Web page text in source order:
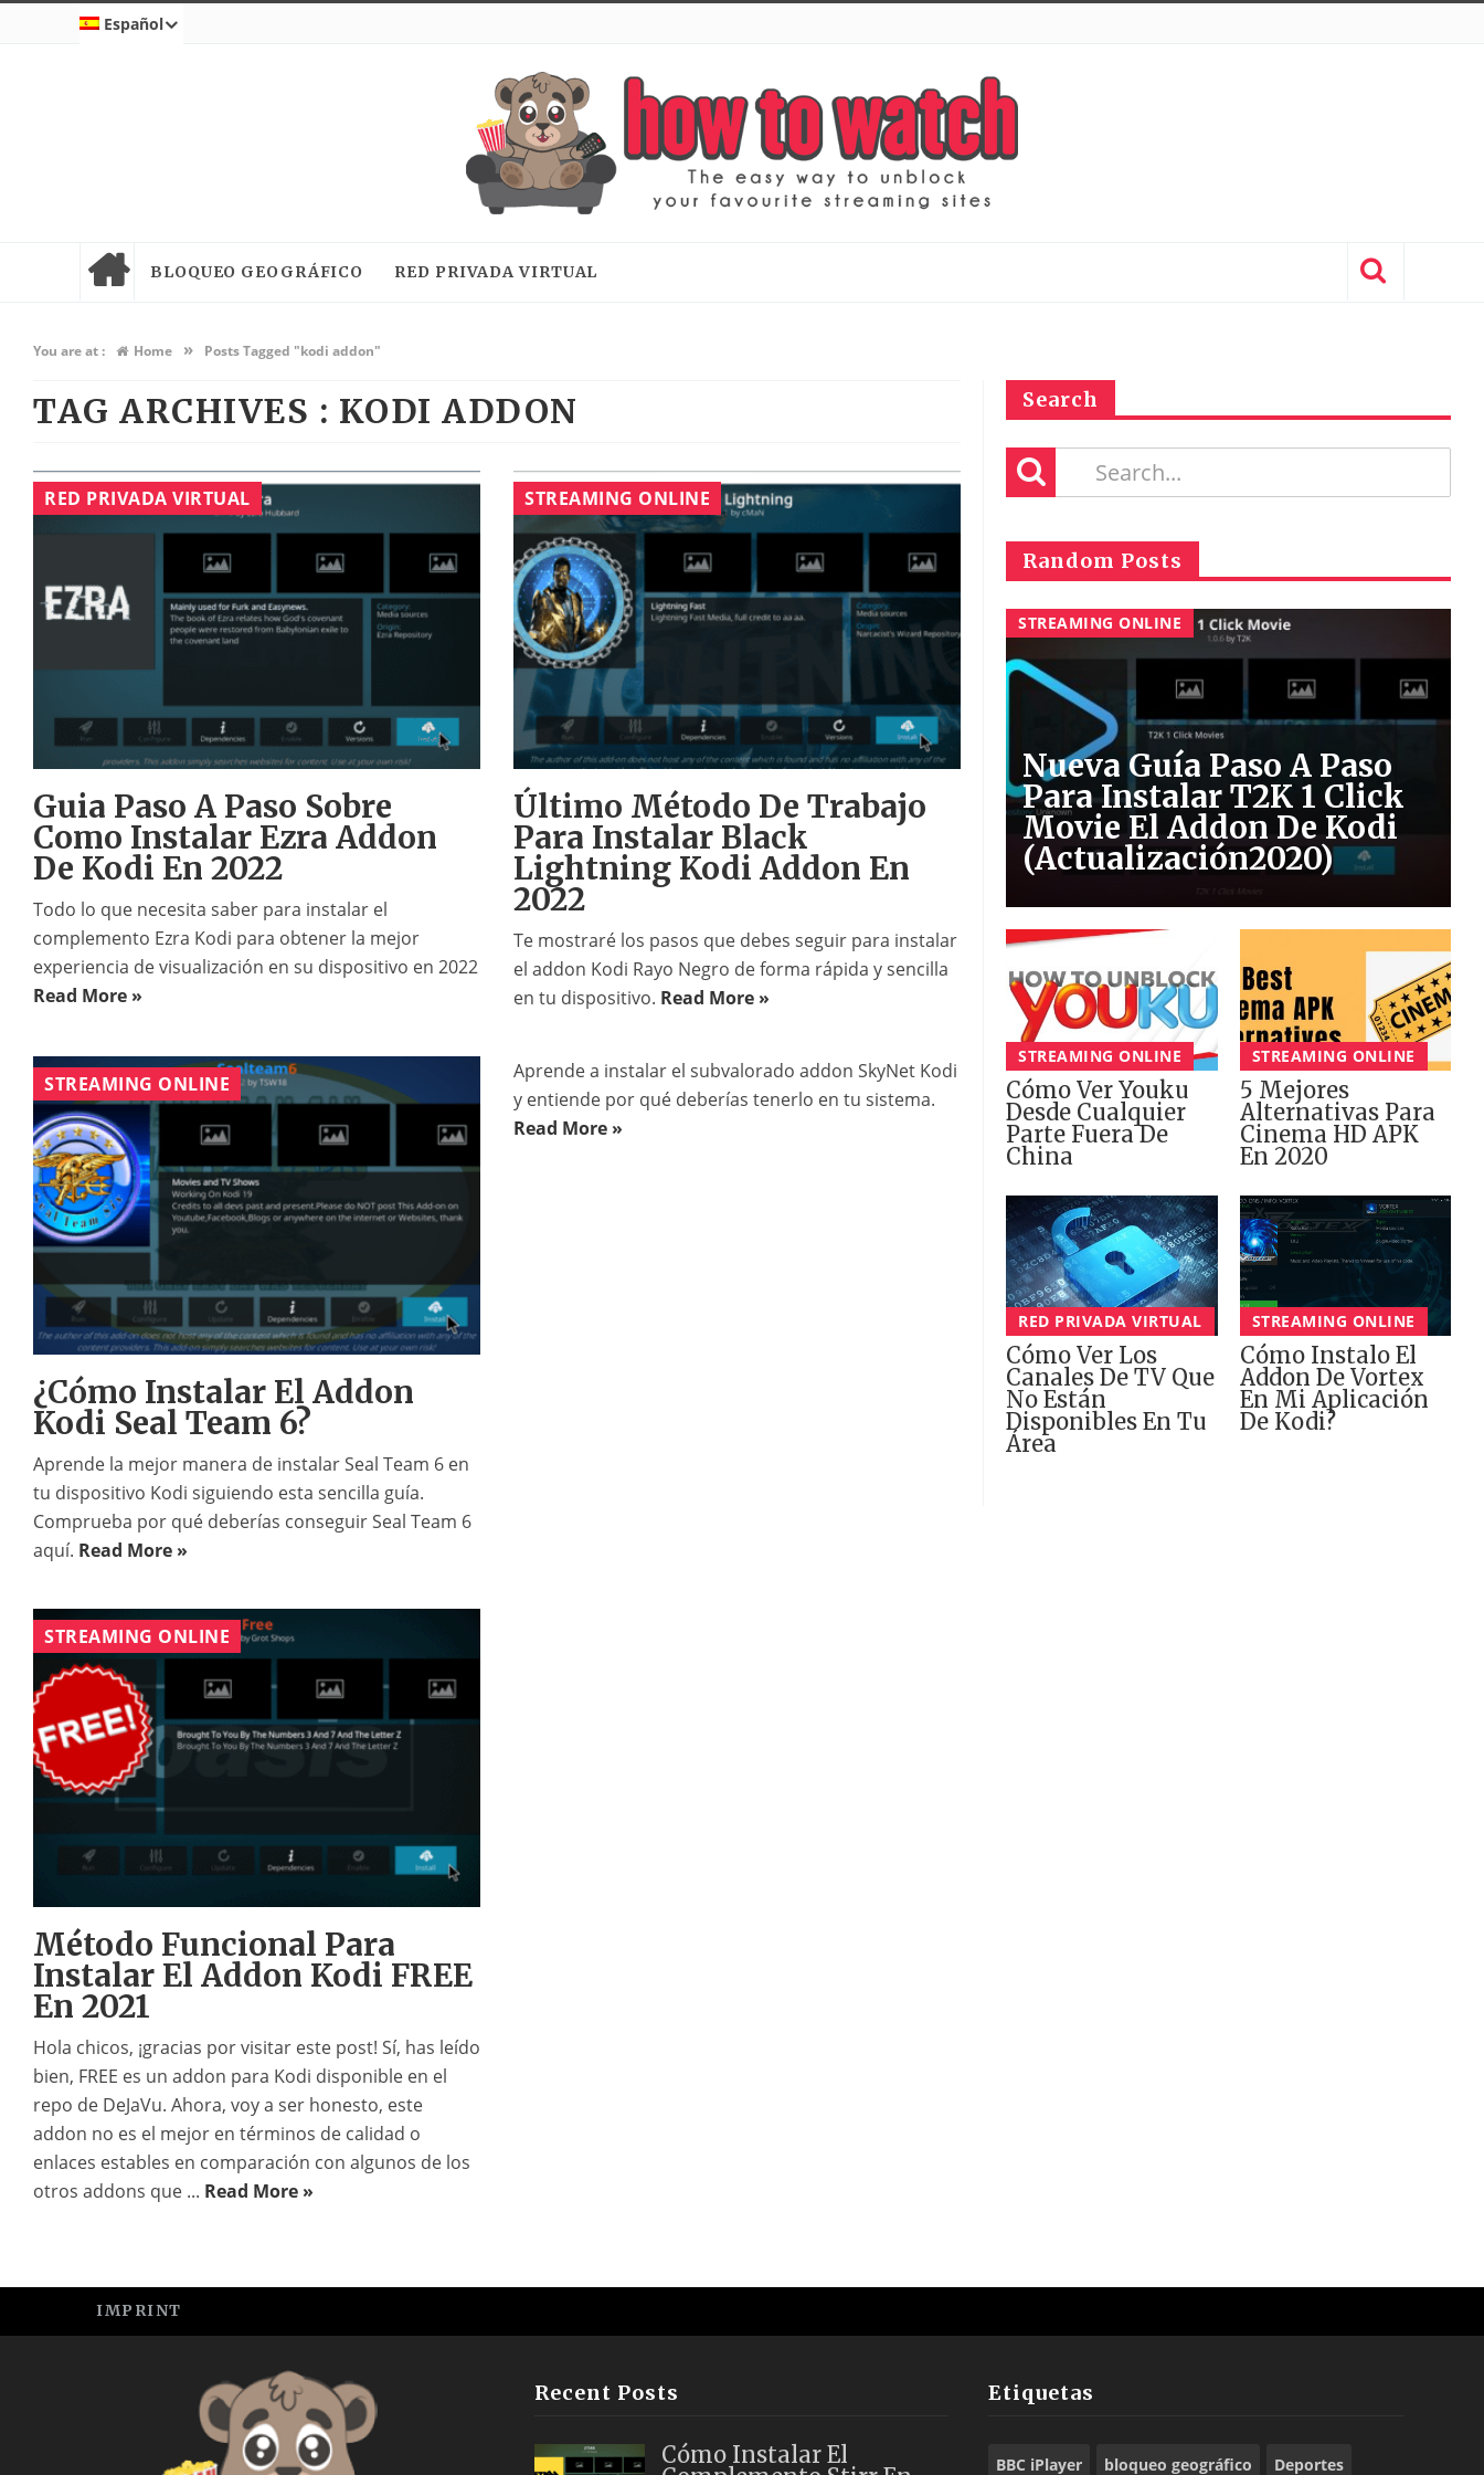
Español
BLOQUEO GEOGRÁFICO RED PRIVADA VIRTUAL
You are at : Home » Posts Tagged "kodi addon"
TAG ARCHIVES : KODI ADDON
RED PRIVADA VIRTUAL
Guia Paso A Paso Sobre
Como Instalar Ezra Addon
De Kodi En 2022
Todo lo que necesita saber para instalar el
complemento Ezra Kodi para obtener la mejor
experiencia de visualización en su dispositivo en 2022
Read More »
STREAMING ONLINE
Último Método De Trabajo
Para Instalar Black
Lightning Kodi Addon En
2022
Te mostraré los pasos que debes seguir para instalar
el addon Kodi Rayo Negro de forma rápida y sencilla
en tu dispositivo. Read More »
STREAMING ONLINE
¿Cómo Instalar El Addon
Kodi Seal Team 6?
Aprende la mejor manera de instalar Seal Team 6 en
tu dispositivo Kodi siguiendo esta sencilla guía.
Comprueba por qué deberías conseguir Seal Team 6
aquí. Read More »
Aprende a instalar el subvalorado addon SkyNet Kodi
y entiende por qué deberías tenerlo en tu sistema.
Read More »
STREAMING ONLINE
Método Funcional Para
Instalar El Addon Kodi FREE
En 2021
Hola chicos, ¡gracias por visitar este post! Sí, has leído
bien, FREE es un addon para Kodi disponible en el
repo de DeJaVu. Ahora, voy a ser honesto, este
addon no es el mejor en términos de calidad o
enlaces estables en comparación con algunos de los
otros addons que ... Read More »
Search
Random Posts
STREAMING ONLINE
Nueva Guía Paso A Paso
Para Instalar T2K 1 Click
Movie El Addon De Kodi
(Actualización2020)
STREAMING ONLINE
Cómo Ver Youku
Desde Cualquier
Parte Fuera De
China
STREAMING ONLINE
5 Mejores
Alternativas Para
Cinema HD APK
En 2020
RED PRIVADA VIRTUAL
Cómo Ver Los
Canales De TV Que
No Están
Disponibles En Tu
Área
STREAMING ONLINE
Cómo Instalo El
Addon De Vortex
En Mi Aplicación
De Kodi?
IMPRINT
Recent Posts
Cómo Instalar El
Etiquetas
BBC iPlayer bloqueo geográfico Deportes